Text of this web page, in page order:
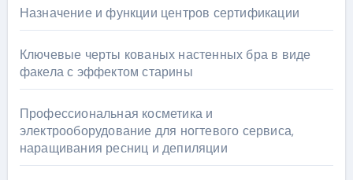
Назначение и функции центров сертификации
Ключевые черты кованых настенных бра в виде
факела с эффектом старины
Профессиональная косметика и
электрооборудование для ногтевого сервиса,
наращивания ресниц и депиляции